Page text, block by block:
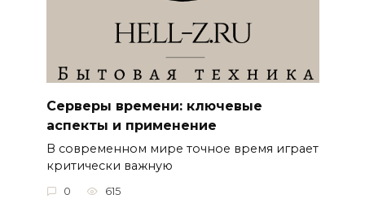
Серверы времени: ключевые
аспекты и применение
В современном мире точное время играет
критически важную
0 615